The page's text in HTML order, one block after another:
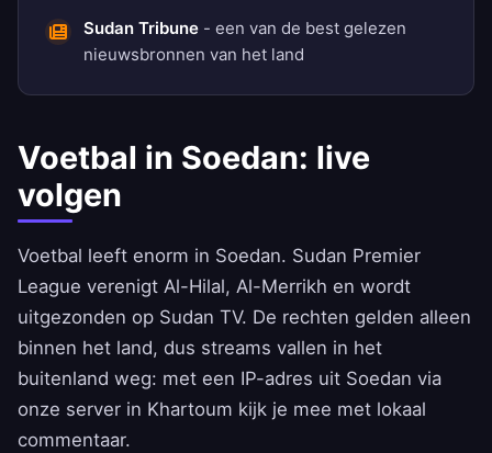
Sudan Tribune - een van de best gelezen
nieuwsbronnen van het land
Voetbal in Soedan: live
volgen
Voetbal leeft enorm in Soedan. Sudan Premier
League verenigt Al-Hilal, Al-Merrikh en wordt
uitgezonden op Sudan TV. De rechten gelden alleen
binnen het land, dus streams vallen in het
buitenland weg: met een IP-adres uit Soedan via
onze server in Khartoum kijk je mee met lokaal
commentaar.